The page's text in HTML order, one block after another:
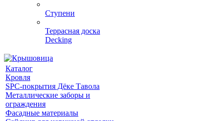
Ступени
Террасная доска
Decking
Каталог
Кровля
SPC-покрытия Дёке Тавола
Металлические заборы и
ограждения
Фасадные материалы